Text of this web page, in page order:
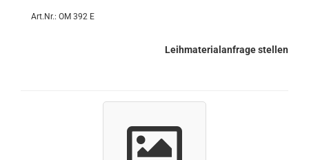
Art.Nr.: OM 392 E
Leihmaterialanfrage stellen